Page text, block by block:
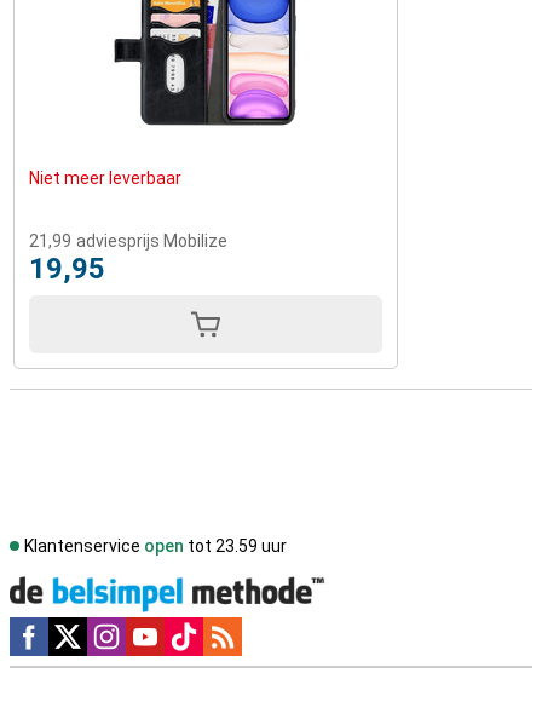
Niet meer leverbaar
21,99 adviesprijs Mobilize
19,95
Klantenservice open tot 23.59 uur
Social media